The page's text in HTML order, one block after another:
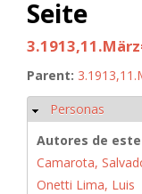
Seite
Parent:
Ocultar
Personas
Autores de
Camarota,
Onetti Lima, Luis